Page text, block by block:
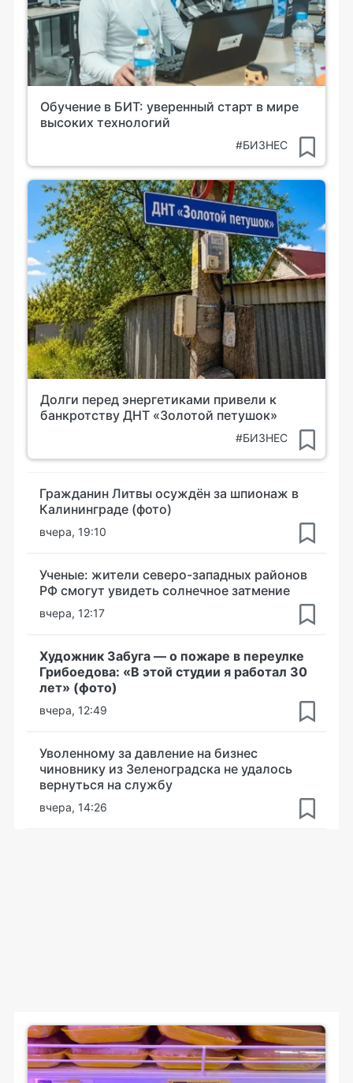
Обучение в БИТ: уверенный старт в мире
высоких технологий
#БИЗНЕС
Долги перед энергетиками привели к
банкротству ДНТ «Золотой петушок»
#БИЗНЕС
Гражданин Литвы осуждён за шпионаж в
Калининграде (фото)
вчера, 19:10
Ученые: жители северо-западных районов
РФ смогут увидеть солнечное затмение
вчера, 12:17
Художник Забуга — о пожаре в переулке
Грибоедова: «В этой студии я работал 30
лет» (фото)
вчера, 12:49
Уволенному за давление на бизнес
чиновнику из Зеленоградска не удалось
вернуться на службу
вчера, 14:26